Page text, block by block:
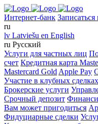
Интернет-банк
ru
lv Latviešu en English
ru Русский
Услуги для частных лиц
счет Кредитная карта
Mastercard Gold Apple Pay
Участие в клубных сделках
Брокерские услуги
Срочный депозит
Вам может пригодиться
Фидуциарные сделки